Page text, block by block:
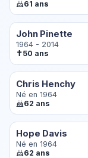
61 ans
John Pinette
1964 - 2014
✝50 ans
Chris Henchy
Né en 1964
62 ans
Hope Davis
Né en 1964
62 ans